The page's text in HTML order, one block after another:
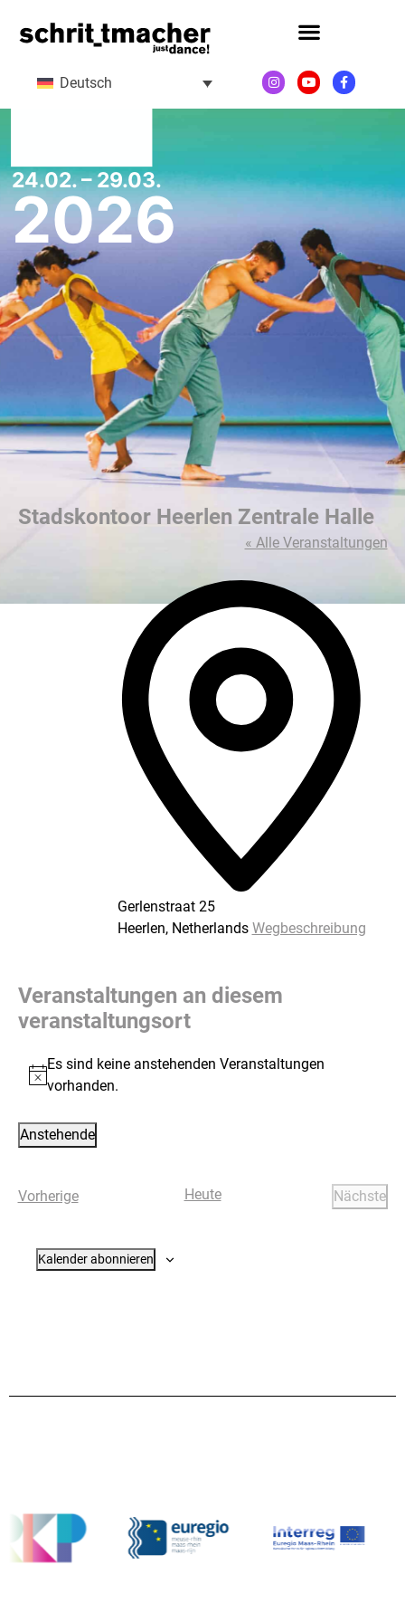
Deutsch
24.02. – 29.03.
2026
Stadskontoor Heerlen Zentrale Halle
« Alle Veranstaltungen
Gerlenstraat 25
Heerlen, Netherlands Wegbeschreibung
Veranstaltungen an diesem
veranstaltungsort
Hinweis
Es sind keine anstehenden Veranstaltungen
vorhanden.
Anstehende
VorherigeVeranstaltungen Heute
Nächste
Kalender abonnieren